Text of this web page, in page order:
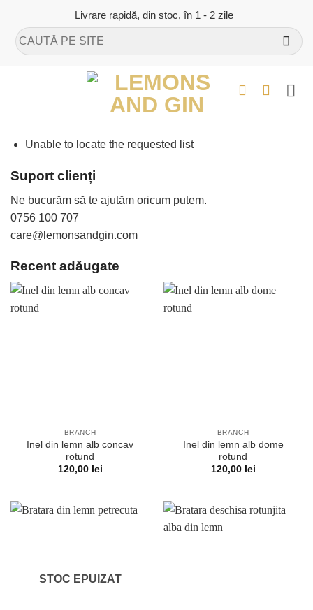
content
Livrare rapidă, din stoc, în 1 - 2 zile
Caută
după:
Unable to locate the requested list
Suport clienți
Ne bucurăm să te ajutăm oricum putem.
0756 100 707
care@lemonsandgin.com
Recent adăugate
BRANCH
Inel din lemn alb concav
rotund
120,00 lei
BRANCH
Inel din lemn alb dome
rotund
120,00 lei
STOC EPUIZAT